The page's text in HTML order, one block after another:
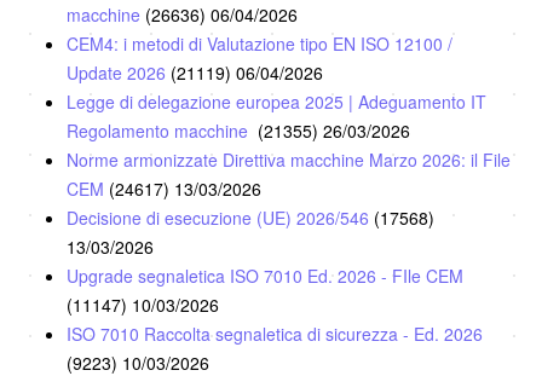
macchine (26636) 06/04/2026
CEM4: i metodi di Valutazione tipo EN ISO 12100 /
Update 2026 (21119) 06/04/2026
Legge di delegazione europea 2025 | Adeguamento IT
Regolamento macchine (21355) 26/03/2026
Norme armonizzate Direttiva macchine Marzo 2026: il File
CEM (24617) 13/03/2026
Decisione di esecuzione (UE) 2026/546 (17568)
13/03/2026
Upgrade segnaletica ISO 7010 Ed. 2026 - FIle CEM
(11147) 10/03/2026
ISO 7010 Raccolta segnaletica di sicurezza - Ed. 2026
(9223) 10/03/2026